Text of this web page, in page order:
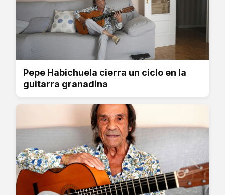
Pepe Habichuela cierra un ciclo en la
guitarra granadina